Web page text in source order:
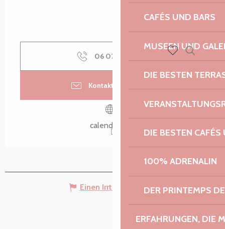
CAFÉS UND BARS
MUSEEN UND
DIE BESTEN
DIE BESTEN
100% ADRENALIN
DER PRINTEMPS
ERFAHRUNGEN, DIE
Suche
06 07 98 06
Kontaktieren Sie uns
calendly.com
Einen Irrtum angeben